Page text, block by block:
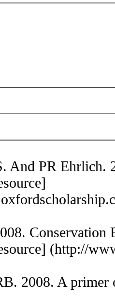
And PR Ehrlich.
Conservation
(http://
2008. A